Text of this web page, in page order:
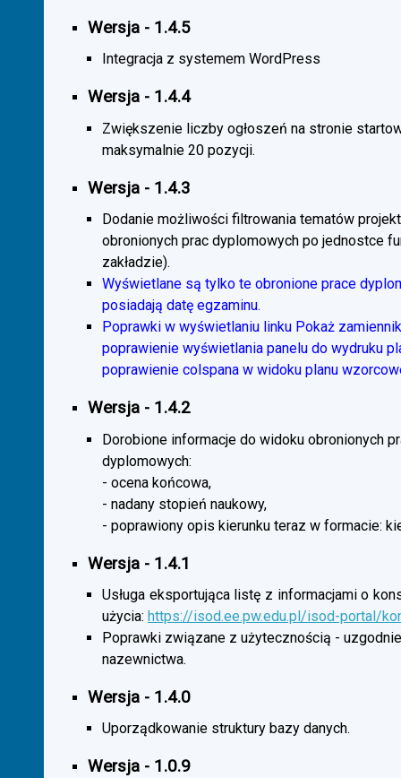
Wersja - 1.4.5
Integracja z systemem WordPress
Wersja - 1.4.4
Zwiększenie liczby ogłoszeń na stronie
maksymalnie 20 pozycji.
Wersja - 1.4.3
Dodanie możliwości filtrowania tematów
obronionych prac dyplomowych po jednostce
zakładzie).
Wyświetlane są tylko te obronione prace
posiadają datę egzaminu.
Poprawki w wyświetlaniu linku Pokaż
poprawienie wyświetlania panelu do wydruku
poprawienie colspana w widoku planu
Wersja - 1.4.2
Dorobione informacje do widoku obronionych
dyplomowych:
- ocena końcowa,
- nadany stopień naukowy,
- poprawiony opis kierunku teraz w formacie:
Wersja - 1.4.1
Usługa eksportująca listę z informacjami o
użycia: https://isod.ee.pw.edu.pl/isod-portal/
Poprawki związane z użytecznością -
nazewnictwa.
Wersja - 1.4.0
Uporządkowanie struktury bazy danych.
Wersja - 1.0.9